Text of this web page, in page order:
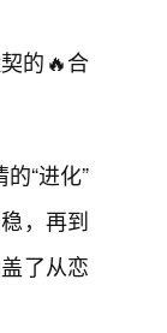
的🔥合
“进化”
，再到
了从恋